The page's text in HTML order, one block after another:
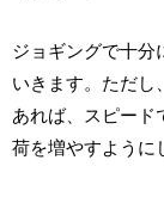
ジョギングで十分
いきます。ただし
あれば、スピード
荷を増やすように